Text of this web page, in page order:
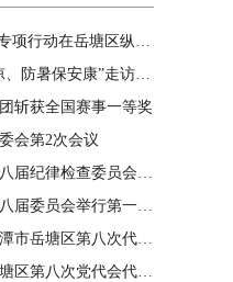
湘潭市“拆窗破网”集中整治专项行动在岳塘区纵深推进
曾志君带队开展“夏日送清凉、防暑保安康”走访慰问
斩获全国赛事一等奖
会第2次会议
中国共产党湘潭市岳塘区第八届纪律检查委员会召开第一次全体会议
中国共产党湘潭市岳塘区第八届委员会举行第一次全体（扩大）会议
聚焦党代会丨中国共产党湘潭市岳塘区第八次代表大会胜利闭幕
聚焦党代会丨曾志君参加岳塘区第八次党代会代表团分团讨论